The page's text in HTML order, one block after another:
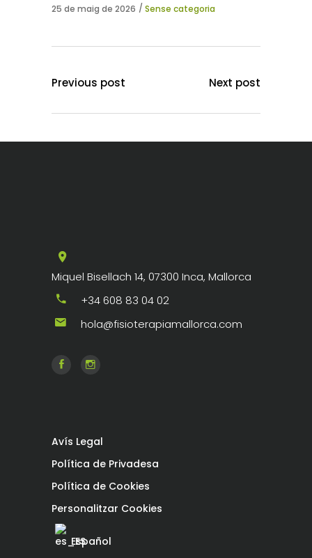
25 de maig de 2026 Sense categoria
Previous post Next post
Miquel Bisellach 14, 07300 Inca, Mallorca
+34 608 83 04 02
hola@fisioterapiamallorca.com
Avís Legal
Política de Privadesa
Política de Cookies
Personalitzar Cookies
Español